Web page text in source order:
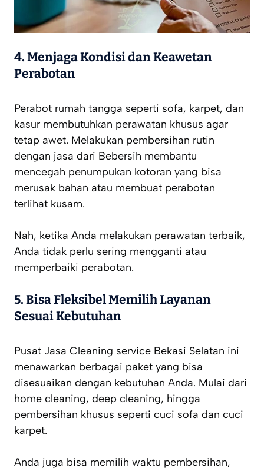
4. Menjaga Kondisi dan Keawetan
Perabotan
Perabot rumah tangga seperti sofa, karpet, dan
kasur membutuhkan perawatan khusus agar
tetap awet. Melakukan pembersihan rutin
dengan jasa dari Bebersih membantu
mencegah penumpukan kotoran yang bisa
merusak bahan atau membuat perabotan
terlihat kusam.
Nah, ketika Anda melakukan perawatan terbaik,
Anda tidak perlu sering mengganti atau
memperbaiki perabotan.
5. Bisa Fleksibel Memilih Layanan
Sesuai Kebutuhan
Pusat Jasa Cleaning service Bekasi Selatan ini
menawarkan berbagai paket yang bisa
disesuaikan dengan kebutuhan Anda. Mulai dari
home cleaning, deep cleaning, hingga
pembersihan khusus seperti cuci sofa dan cuci
karpet.
Anda juga bisa memilih waktu pembersihan,